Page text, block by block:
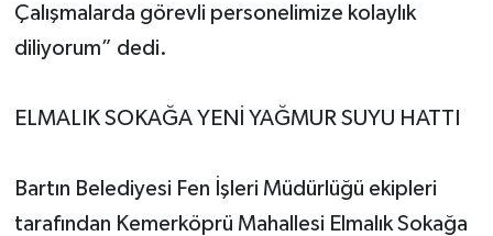
Çalışmalarda görevli personelimize kolaylık
diliyorum” dedi.
ELMALIK SOKAĞA YENİ YAĞMUR SUYU HATTI
Bartın Belediyesi Fen İşleri Müdürlüğü ekipleri
tarafından Kemerköprü Mahallesi Elmalık Sokağa